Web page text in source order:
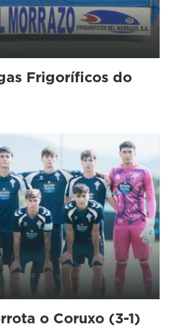
Frigoríficos do
o Coruxo (3-1)